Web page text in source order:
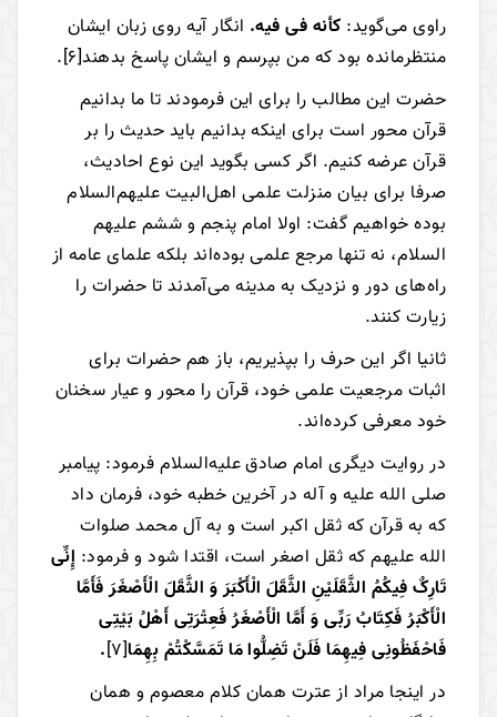
راوی می‌گوید: کأنه فی فیه. انگار آیه روی زبان ایشان
منتظرمانده بود که من بپرسم و ایشان پاسخ بدهند[6]
.
حضرت این مطالب را برای این ‌فرمودند تا ما بدانیم
قرآن محور است برای اینکه بدانیم باید حدیث را بر
قرآن عرضه کنیم. اگر کسی بگوید این نوع احادیث،
صرفا برای بیان منزلت علمی اهل‌البیت علیهم‌السلام
بوده خواهیم گفت: اولا امام پنجم و ششم علیهم
السلام، نه تنها مرجع علمی بوده‌اند بلکه علمای عامه از
راه‌های دور و نزدیک به مدینه می‌آمدند تا حضرات را
زیارت کنند.
ثانیا اگر این حرف را بپذیریم، باز هم حضرات برای
اثبات مرجعیت علمی خود، قرآن را محور و عیار سخنان
خود معرفی کرده‌اند.
در روایت دیگری امام صادق علیه‌السلام فرمود: پیامبر
صلی الله علیه و آله در آخرین خطبه خود، فرمان داد
که به قرآن که ثقل اکبر است و به آل محمد صلوات
الله علیهم که ثقل اصغر است، اقتدا شود و فرمود: إِنِّی
تَارِکٌ فِیکُمُ الثَّقَلَیْنِ الثَّقَلَ الْأَکْبَرَ وَ الثَّقَلَ الْأَصْغَرَ فَأَمَّا
الْأَکْبَرُ فَکِتَابُ رَبِّی وَ أَمَّا الْأَصْغَرُ فَعِتْرَتِی أَهْلُ بَیْتِی
فَاحْفَظُونِی فِیهِمَا فَلَنْ تَضِلُّوا مَا تَمَسَّکْتُمْ بِهِمَا[7]
.
در اینجا مراد از عترت همان کلام معصوم و همان